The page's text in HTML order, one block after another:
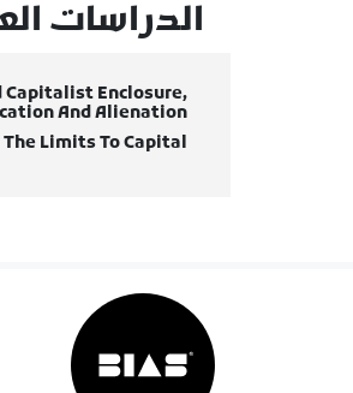
الدراسات
Capitalist Enclosure,
And Alienation
The Limits To Capital